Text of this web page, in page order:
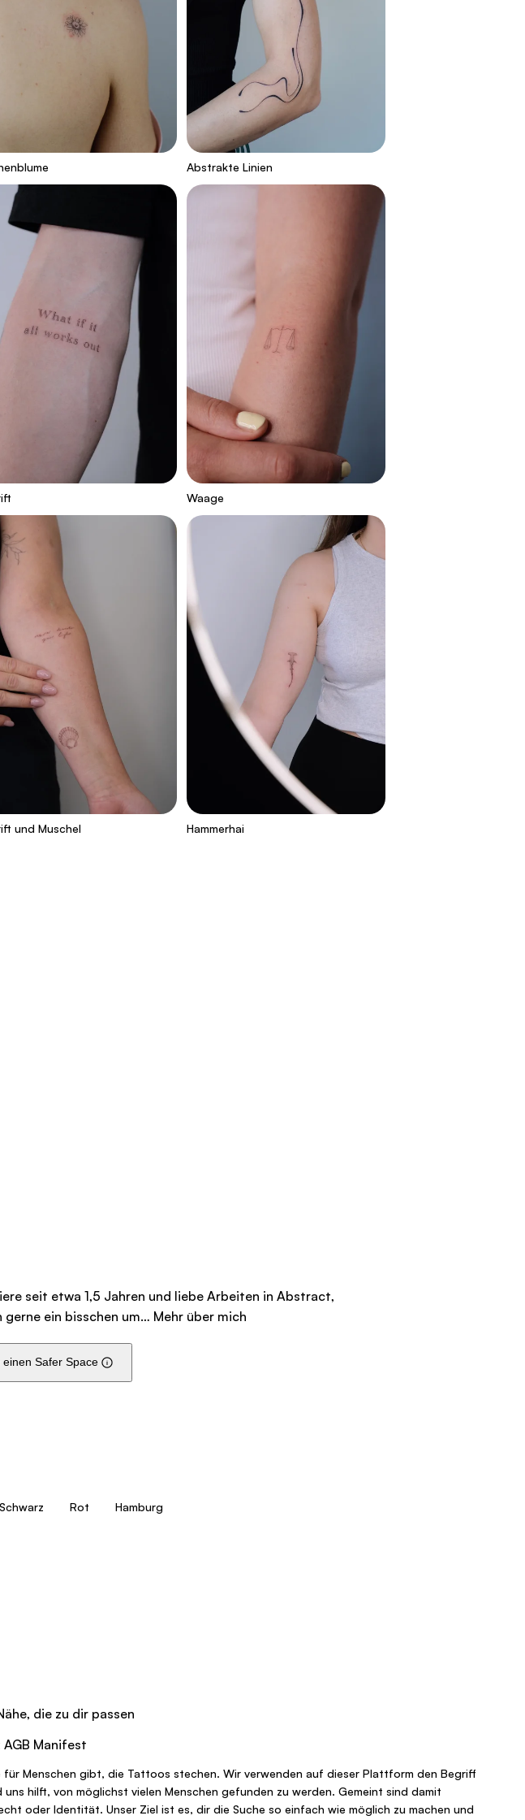
Abstrakte Linien
Waage
und Muschel Hammerhai
seit etwa 1,5 Jahren und liebe Arbeiten in Abstract,
gerne ein bisschen um… Mehr über mich
einen Safer Space
Schwarz Rot Hamburg
die zu dir passen
AGB Manifest
Menschen gibt, die Tattoos stechen. Wir verwenden auf dieser Plattform den Begriff
hilft, von möglichst vielen Menschen gefunden zu werden. Gemeint sind damit
oder Identität. Unser Ziel ist es, dir die Suche so einfach wie möglich zu machen und